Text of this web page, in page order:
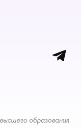
образования